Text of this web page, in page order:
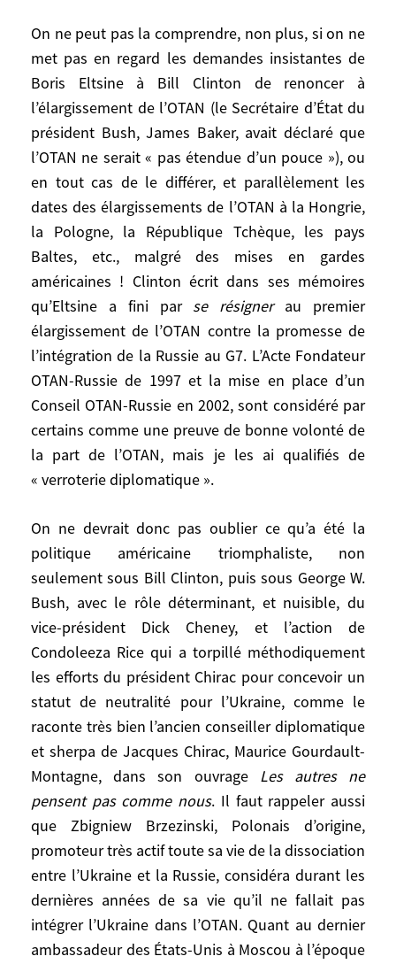
On ne peut pas la comprendre, non plus, si on ne
met pas en regard les demandes insistantes de
Boris Eltsine à Bill Clinton de renoncer à
l’élargissement de l’OTAN (le Secrétaire d’État du
président Bush, James Baker, avait déclaré que
l’OTAN ne serait « pas étendue d’un pouce »), ou
en tout cas de le différer, et parallèlement les
dates des élargissements de l’OTAN à la Hongrie,
la Pologne, la République Tchèque, les pays
Baltes, etc., malgré des mises en gardes
américaines ! Clinton écrit dans ses mémoires
qu’Eltsine a fini par se résignerau premier
élargissement de l’OTAN contre la promesse de
l’intégration de la Russie au G7. L’Acte Fondateur
OTAN-Russie de 1997 et la mise en place d’un
Conseil OTAN-Russie en 2002, sont considéré par
certains comme une preuve de bonne volonté de
la part de l’OTAN, mais je les ai qualifiés de
« verroterie diplomatique ».
On ne devrait donc pas oublier ce qu’a été la
politique américaine triomphaliste, non
seulement sous Bill Clinton, puis sous George W.
Bush, avec le rôle déterminant, et nuisible, du
vice-président Dick Cheney, et l’action de
Condoleeza Rice qui a torpillé méthodiquement
les efforts du président Chirac pour concevoir un
statut de neutralité pour l’Ukraine, comme le
raconte très bien l’ancien conseiller diplomatique
et sherpa de Jacques Chirac, Maurice Gourdault-
Montagne, dans son ouvrage Les autres ne
pensent pas comme nous. Il faut rappeler aussi
que Zbigniew Brzezinski, Polonais d’origine,
promoteur très actif toute sa vie de la dissociation
entre l’Ukraine et la Russie, considéra durant les
dernières années de sa vie qu’il ne fallait pas
intégrer l’Ukraine dans l’OTAN. Quant au dernier
ambassadeur des États-Unis à Moscou à l’époque
international ». Ce traité a été signé par
Eltsine et Kravtchouk, des années avant
que Vladimir Poutine arrive au pouvoir. On
ne peut pas comprendre la tragédie
actuelle sans remonter à cette période de
transition, ni à la présidence de Boris
Eltsine de 1992 jusqu’en 1999, et aux deux
premiers mandats de Poutine, de 2000 à
2004, puis de 2004 à 2008.
On ne peut pas la comprendre, non plus, si
on ne met pas en regard les demandes
insistantes de Boris Eltsine à Bill Clinton
de renoncer à l’élargissement de l’OTAN (le
Secrétaire d’État du président Bush, James
Baker, avait déclaré que l’OTAN ne serait
« pas étendue d’un pouce »), ou en tout
cas de le différer, et parallèlement les
dates des élargissements de l’OTAN à la
Hongrie, la Pologne, la République
mises en gardes américaines ! Clinton écrit
dans ses mémoires qu’Eltsine a fini par
résigner
au premier élargissement de
l’OTAN contre la promesse de l’intégration
de la Russie au G7. L’Acte Fondateur OTAN-
Russie de 1997 et la mise en place d’un
Conseil OTAN-Russie en 2002, sont
considéré par certains comme une preuve
de bonne volonté de la part de l’OTAN,
mais je les ai qualifiés de « verroterie
diplomatique ».
On ne devrait donc pas oublier ce qu’a été
la politique américaine triomphaliste, non
seulement sous Bill Clinton, puis sous
George W. Bush, avec le rôle déterminant,
et nuisible, du vice-président Dick Cheney,
et l’action de Condoleeza Rice qui a
torpillé méthodiquement les efforts du
président Chirac pour concevoir un statut